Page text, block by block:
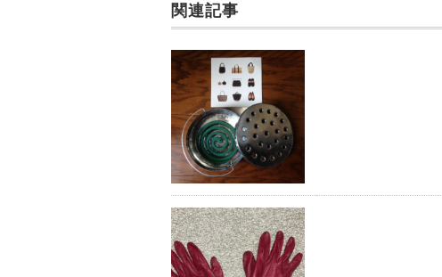
k
関連記事